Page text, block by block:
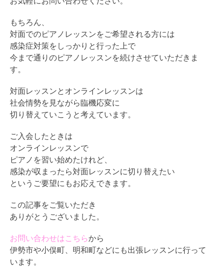
もちろん、
対面でのピアノレッスンをご希望される方には
感染症対策をしっかりと行った上で
今まで通りのピアノレッスンを続けさせていただきま
す。
対面レッスンとオンラインレッスンは
社会情勢を見ながら臨機応変に
切り替えていこうと考えています。
ご入会したときは
オンラインレッスンで
ピアノを習い始めたけれど、
感染が収まったら対面レッスンに切り替えたい
というご要望にもお応えできます。
この記事をご覧いただき
ありがとうございました。
お問い合わせはこちらから
伊勢市や小俣町、明和町などにも出張レッスンに行って
います。